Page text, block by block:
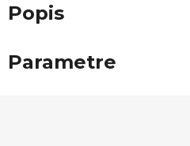
Popis
Parametre